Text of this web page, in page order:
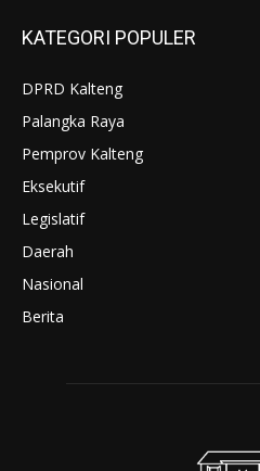
KATEGORI POPULER
DPRD Kalteng
Palangka Raya
Pemprov Kalteng
Eksekutif
Legislatif
Daerah
Nasional
Berita